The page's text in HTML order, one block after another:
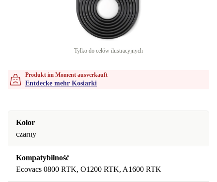
Tylko do celów ilustracyjnych
Produkt im Moment ausverkauft
Entdecke mehr Kosiarki
Kolor
czarny
Kompatybilność
Ecovacs 0800 RTK, O1200 RTK, A1600 RTK